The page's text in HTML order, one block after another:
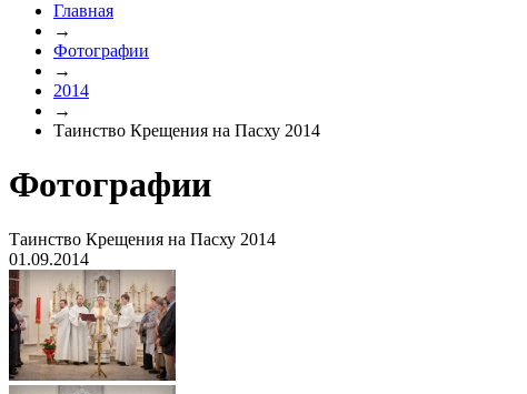
Главная
→
Фотографии
→
2014
→
Таинство Крещения на Пасху 2014
Фотографии
Таинство Крещения на Пасху 2014
01.09.2014